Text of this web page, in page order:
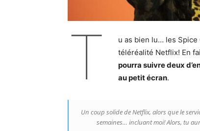
T
u as bien lu… les Spice
téléréalité Netflix! En
pourra suivre deux
au petit écran.
Un coup solide de Netflix, alors que le
semaines… incluant moi! Alors, tu